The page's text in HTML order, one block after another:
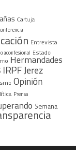
Cartuja
Entrevista
aconfesional Estado
Hermandades
IRPFJerez
Opinión
Prensa
Semana